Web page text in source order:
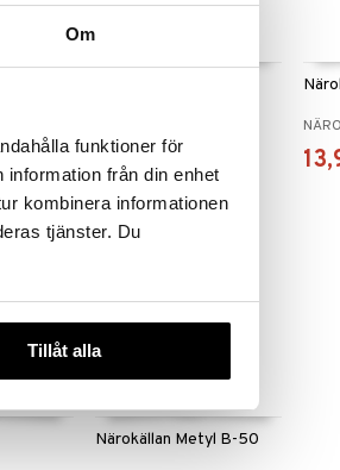
Om
funktioner för
från din enhet
kombinera informationen
tjänster. Du
Tillåt alla
16,90
Närokällan Metyl B-50